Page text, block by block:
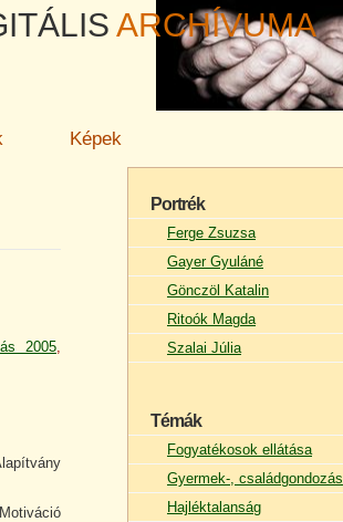
ARCHÍVUMA
Képek
2005,
Portrék
Ferge Zsuzsa
Gayer Gyuláné
Gönczöl Katalin
Ritoók Magda
Szalai Júlia
Témák
Fogyatékosok ellátása
Gyermek-, családgondozás
Hajléktalanság